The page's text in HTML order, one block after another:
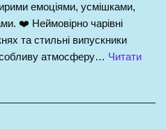
емоціями, усмішками,
❤️ Неймовірно чарівні
та стильні випускники
атмосферу… Читати